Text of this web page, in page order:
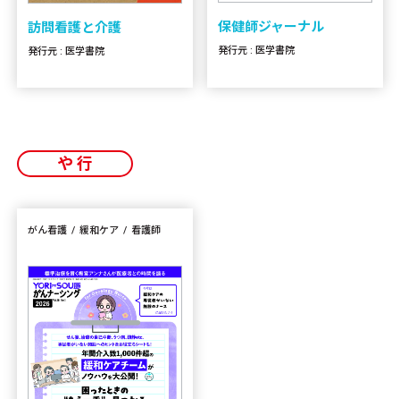
訪問看護と介護
発行元 : 医学書院
保健師ジャーナル
発行元 : 医学書院
や行
がん看護 緩和ケア 看護師